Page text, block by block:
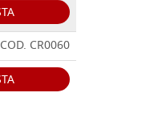
CR0060